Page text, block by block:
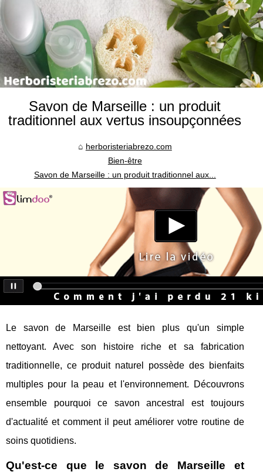
Savon de Marseille : un produit
traditionnel aux vertus insoupçonnées
herboristeriabrezo.com
Bien-être
Savon de Marseille : un produit traditionnel aux...
Le savon de Marseille est bien plus qu'un simple
nettoyant. Avec son histoire riche et sa fabrication
traditionnelle, ce produit naturel possède des bienfaits
multiples pour la peau et l'environnement. Découvrons
ensemble pourquoi ce savon ancestral est toujours
d'actualité et comment il peut améliorer votre routine de
soins quotidiens.
Qu'est-ce que le savon de Marseille et